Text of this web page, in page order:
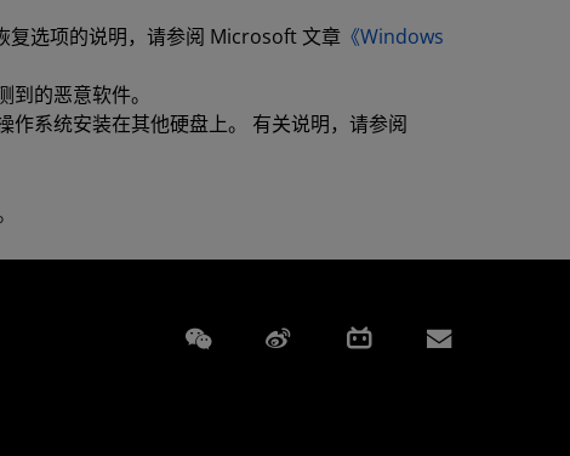
复选项的说明，请参阅 Microsoft 文章《Windows
的恶意软件。
系统安装在其他硬盘上。 有关说明，请参阅
Weixin Weibo Bilibili